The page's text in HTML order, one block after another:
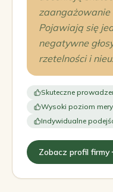
Pojawiają się
negatywne
rzetelności i
Skuteczne
Wysoki poziom
Indywidualne
Zobacz profil firmy